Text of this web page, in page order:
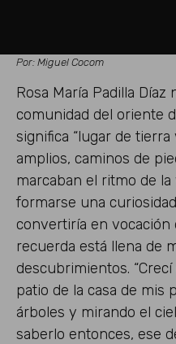
Por: Miguel Cocom
Rosa María Padilla Díaz
comunidad del oriente
significa “lugar de tierra
amplios, caminos de
marcaban el ritmo de
formarse una
convertiría en vocación
recuerda está llena de
descubrimientos.
patio de la casa de mis
árboles y mirando el
saberlo entonces, ese